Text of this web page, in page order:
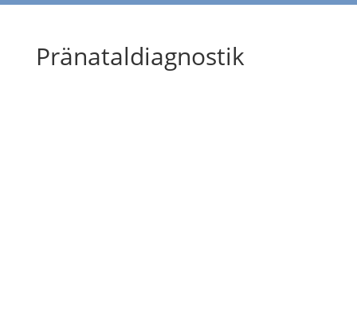
Pränataldiagnostik